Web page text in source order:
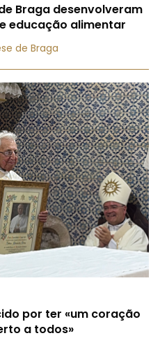
Braga desenvolveram
educação alimentar
de Braga
por ter «um coração
a todos»